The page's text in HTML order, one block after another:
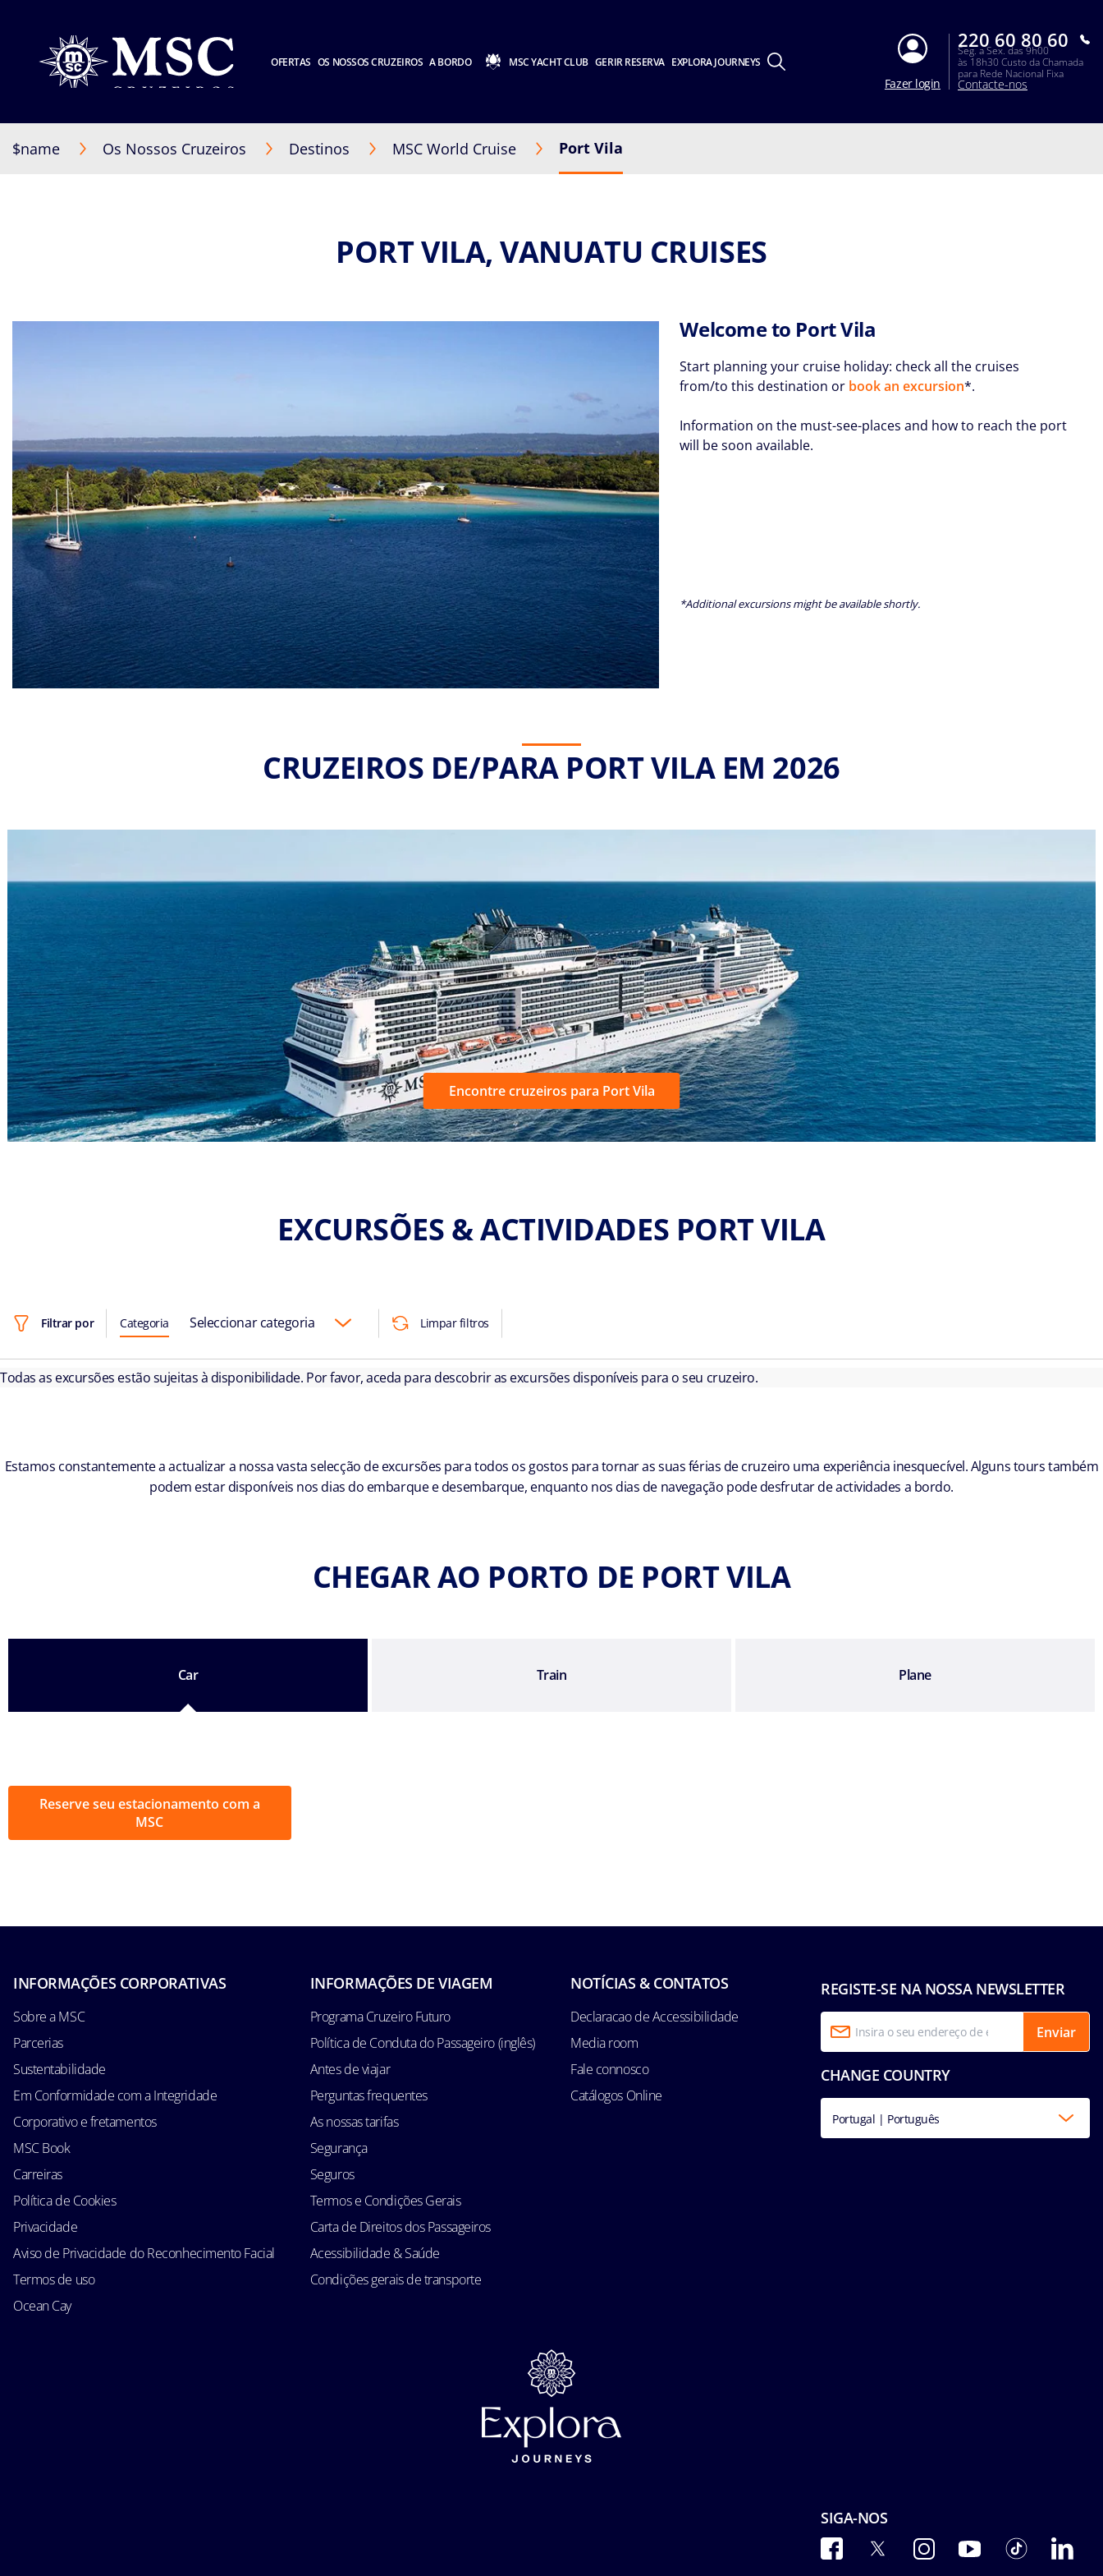
OFERTAS OS NOSSOS CRUZEIROS A BORDO MSC YACHT CLUB GERIR RESERVA EXPLORA JOURNEYS
Fazer login
220 60 80 60
Seg. a Sex. das 9h00
às 18h30 Custo da Chamada
para Rede Nacional Fixa
Contacte-nos
$name Os Nossos Cruzeiros Destinos MSC World Cruise Port Vila
PORT VILA, VANUATU CRUISES
Welcome to Port Vila
Start planning your cruise holiday: check all the cruises
from/to this destination or book an excursion*.
Information on the must-see-places and how to reach the port
will be soon available.
*Additional excursions might be available shortly.
CRUZEIROS DE/PARA PORT VILA EM 2026
Encontre cruzeiros para Port Vila
EXCURSÕES & ACTIVIDADES PORT VILA
Filtrar por Categoria Seleccionar categoria Limpar filtros
Todas as excursões estão sujeitas à disponibilidade. Por favor, aceda para descobrir as excursões disponíveis para o seu cruzeiro.
Estamos constantemente a actualizar a nossa vasta selecção de excursões para todos os gostos para tornar as suas férias de cruzeiro uma experiência inesquecível. Alguns tours também
podem estar disponíveis nos dias do embarque e desembarque, enquanto nos dias de navegação pode desfrutar de actividades a bordo.
CHEGAR AO PORTO DE PORT VILA
Car Train Plane
Reserve seu estacionamento com a
MSC
REGISTE-SE NA NOSSA NEWSLETTER
Enviar
CHANGE COUNTRY
Portugal | Português
INFORMAÇÕES CORPORATIVAS
Sobre a MSC
Parcerias
Sustentabilidade
Em Conformidade com a Integridade
Corporativo e fretamentos
MSC Book
Carreiras
Política de Cookies
Privacidade
Aviso de Privacidade do Reconhecimento Facial
Termos de uso
Ocean Cay
INFORMAÇÕES DE VIAGEM
Programa Cruzeiro Futuro
Política de Conduta do Passageiro (inglês)
Antes de viajar
Perguntas frequentes
As nossas tarifas
Segurança
Seguros
Termos e Condições Gerais
Carta de Direitos dos Passageiros
Acessibilidade & Saúde
Condições gerais de transporte
NOTÍCIAS & CONTATOS
Declaracao de Accessibilidade
Media room
Fale connosco
Catálogos Online
SIGA-NOS